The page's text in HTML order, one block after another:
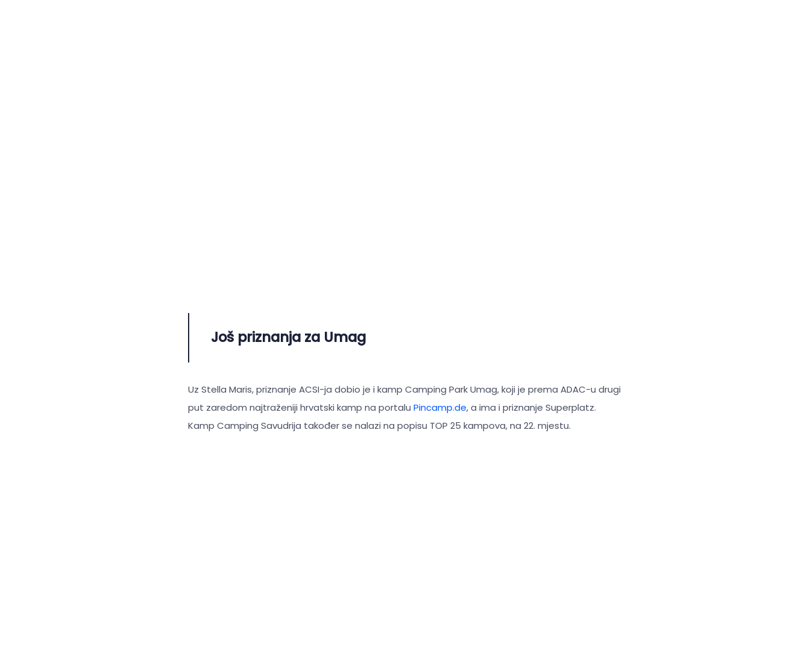
Još priznanja za Umag
Uz Stella Maris, priznanje ACSI-ja dobio je i kamp Camping Park Umag, koji je prema ADAC-u drugi
put zaredom najtraženiji hrvatski kamp na portalu Pincamp.de, a ima i priznanje Superplatz.
Kamp Camping Savudrija također se nalazi na popisu TOP 25 kampova, na 22. mjestu.